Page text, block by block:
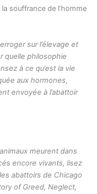
souffrance de l’homme
sur l’élevage et
quelle philosophie
à ce qu’est la vie
aux hormones,
envoyée à l’abattoir
meurent dans
encore vivants, lisez
abattoirs de Chicago
of Greed, Neglect,